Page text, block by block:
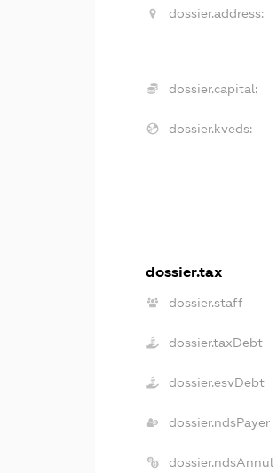
dossier.address:
dossier.capital:
dossier.kveds:
dossier.tax
dossier.staff
dossier.taxDebt
dossier.esvDebt
dossier.ndsPayer
dossier.ndsAnnul